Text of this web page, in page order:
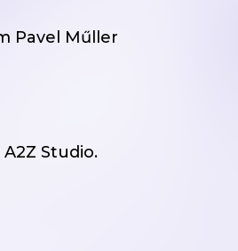
Pavel Műller
Studio.